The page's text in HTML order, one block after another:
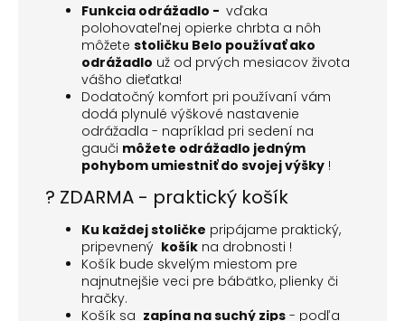
Funkcia odrážadlo - vďaka
polohovateľnej opierke chrbta a nôh
môžete stoličku Belo používať ako
odrážadlo už od prvých mesiacov života
vášho dieťatka!
Dodatočný komfort pri používaní vám
dodá plynulé výškové nastavenie
odrážadla - napríklad pri sedení na
gauči môžete odrážadlo jedným
pohybom umiestniť do svojej výšky !
? ZDARMA - praktický košík
Ku každej stoličke pripájame praktický,
pripevnený košík na drobnosti !
Košík bude skvelým miestom pre
najnutnejšie veci pre bábätko, plienky či
hračky.
Košík sa zapína na suchý zips - podľa